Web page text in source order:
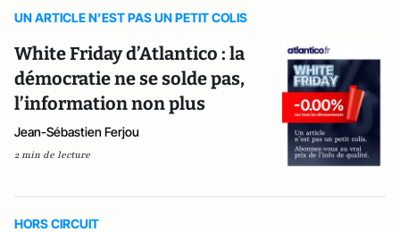
UN ARTICLE N’EST PAS UN PETIT COLIS
White Friday d’Atlantico : la
démocratie ne se solde pas,
l’information non plus
Jean-Sébastien Ferjou
2 min de lecture
HORS CIRCUIT